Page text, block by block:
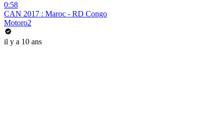
0:58
CAN 2017 : Maroc - RD Congo
Motoro2
il y a 10 ans